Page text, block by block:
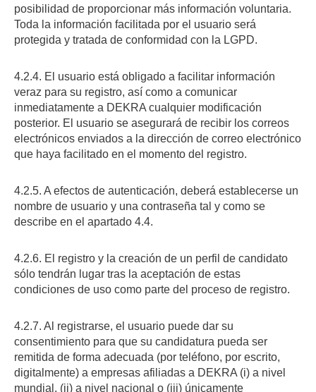
posibilidad de proporcionar más información voluntaria.
Toda la información facilitada por el usuario será
protegida y tratada de conformidad con la LGPD.
4.2.4. El usuario está obligado a facilitar información
veraz para su registro, así como a comunicar
inmediatamente a DEKRA cualquier modificación
posterior. El usuario se asegurará de recibir los correos
electrónicos enviados a la dirección de correo electrónico
que haya facilitado en el momento del registro.
4.2.5. A efectos de autenticación, deberá establecerse un
nombre de usuario y una contraseña tal y como se
describe en el apartado 4.4.
4.2.6. El registro y la creación de un perfil de candidato
sólo tendrán lugar tras la aceptación de estas
condiciones de uso como parte del proceso de registro.
4.2.7. Al registrarse, el usuario puede dar su
consentimiento para que su candidatura pueda ser
remitida de forma adecuada (por teléfono, por escrito,
digitalmente) a empresas afiliadas a DEKRA (i) a nivel
mundial, (ii) a nivel nacional o (iii) únicamente